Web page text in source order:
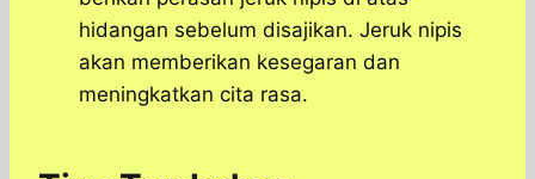
hidangan sebelum disajikan. Jeruk nipis
akan memberikan kesegaran dan
meningkatkan cita rasa.